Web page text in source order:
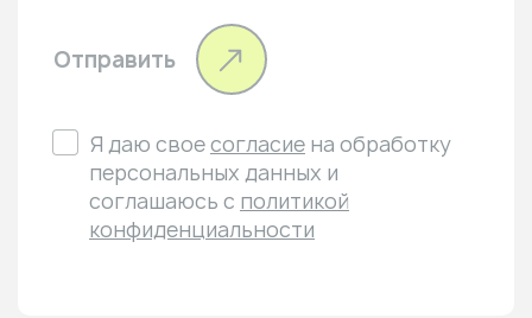
Отправить
Я даю своесогласие на обработку
персональных данных и
соглашаюсь с политикой
конфиденциальности